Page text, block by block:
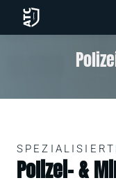
Polizei- &